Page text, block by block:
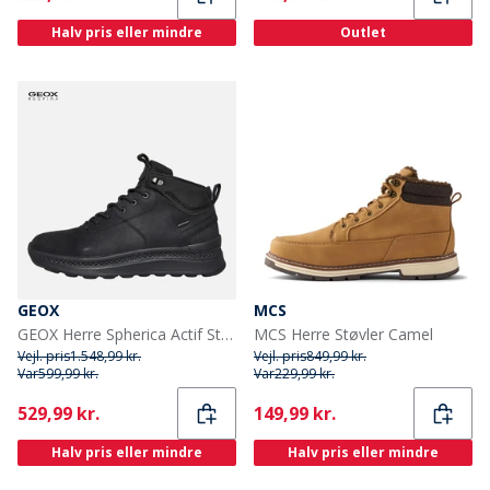
Halv pris eller mindre Outlet
GEOX
GEOX Herre Spherica Actif Støvler Sort
Vejl. pris1.548,99 kr.
Var599,99 kr.
Current
529,99 kr.
Halv pris eller mindre
MCS
MCS Herre Støvler Camel
Vejl. pris849,99 kr.
Var229,99 kr.
Current
149,99 kr.
Halv pris eller mindre